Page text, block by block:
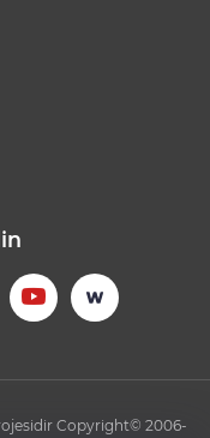
KUPASINI
Copyright© 2006-